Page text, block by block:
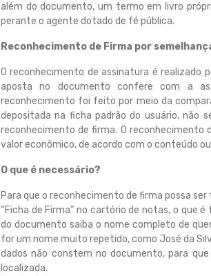
além do documento, um termo em livro
perante o agente dotado de fé pública.
Reconhecimento de Firma por
O reconhecimento de assinatura é realizado
aposta no documento confere com a
reconhecimento foi feito por meio da
depositada na ficha padrão do usuário, não
reconhecimento de firma. O reconhecimento
valor econômico, de acordo com o conteúdo
O que é necessário?
Para que o reconhecimento de firma possa
“Ficha de Firma” no cartório de notas, o que
do documento saiba o nome completo de
for um nome muito repetido, como José da
dados não constem no documento, para
localizada.